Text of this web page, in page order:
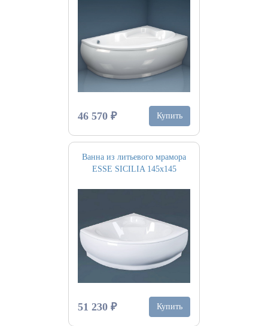
46 570 ₽ Купить
Ванна из литьевого мрамора
ESSE SICILIA 145х145
51 230 ₽ Купить